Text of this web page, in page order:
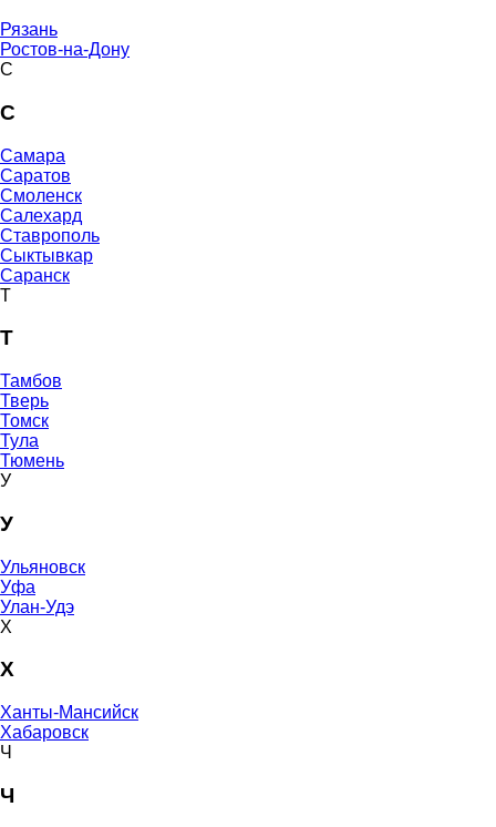
Рязань
Ростов-на-Дону
С
С
Самара
Саратов
Смоленск
Салехард
Ставрополь
Сыктывкар
Саранск
Т
Т
Тамбов
Тверь
Томск
Тула
Тюмень
У
У
Ульяновск
Уфа
Улан-Удэ
Х
Х
Ханты-Мансийск
Хабаровск
Ч
Ч